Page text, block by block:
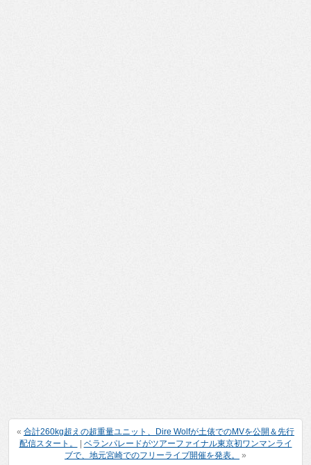
« 合計260kg超えの超重量ユニット、Dire Wolfが土俵でのMVを公開＆先行
配信スタート。
ベランパレードがツアーファイナル東京初ワンマンライ
ブで、地元宮崎でのフリーライブ開催を発表。
»